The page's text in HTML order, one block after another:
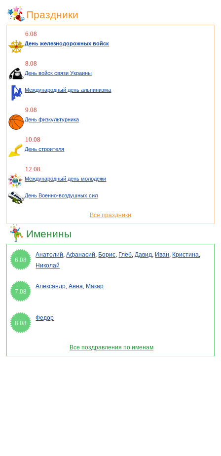
Праздники
6.08
День железнодорожных войск
8.08
День войск связи Украины
Международный день альпинизма
9.08
День физкультурника
10.08
День строителя
12.08
Международный день молодежи
День Военно-воздушных сил
Все праздники
Именины
6.08
Анатолий,Афанасий, Борис, Глеб,Давид, Иван, Кристина,
Николай
7.08
Александр,Анна, Макар
8.08
Федор
Все поздравления по именам